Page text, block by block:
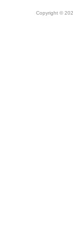
Copyright ©